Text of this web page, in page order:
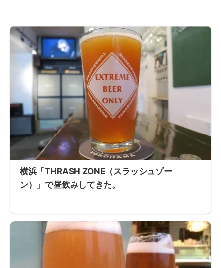
横浜「THRASH ZONE（スラッシュゾー
ン）」で昼飲みしてきた。